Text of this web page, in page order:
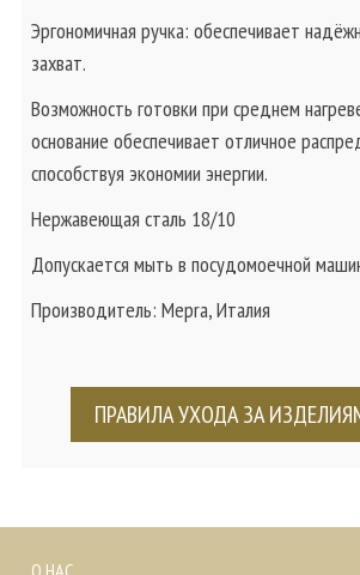
Эргономичная ручка: обеспечивает
захват.
Возможность готовки при среднем
основание обеспечивает отличное
способствуя экономии энергии.
Нержавеющая сталь 18/10
Допускается мыть в посудомоечной
Производитель: Mepra, Италия
ПРАВИЛА УХОДА ЗА
О НАС